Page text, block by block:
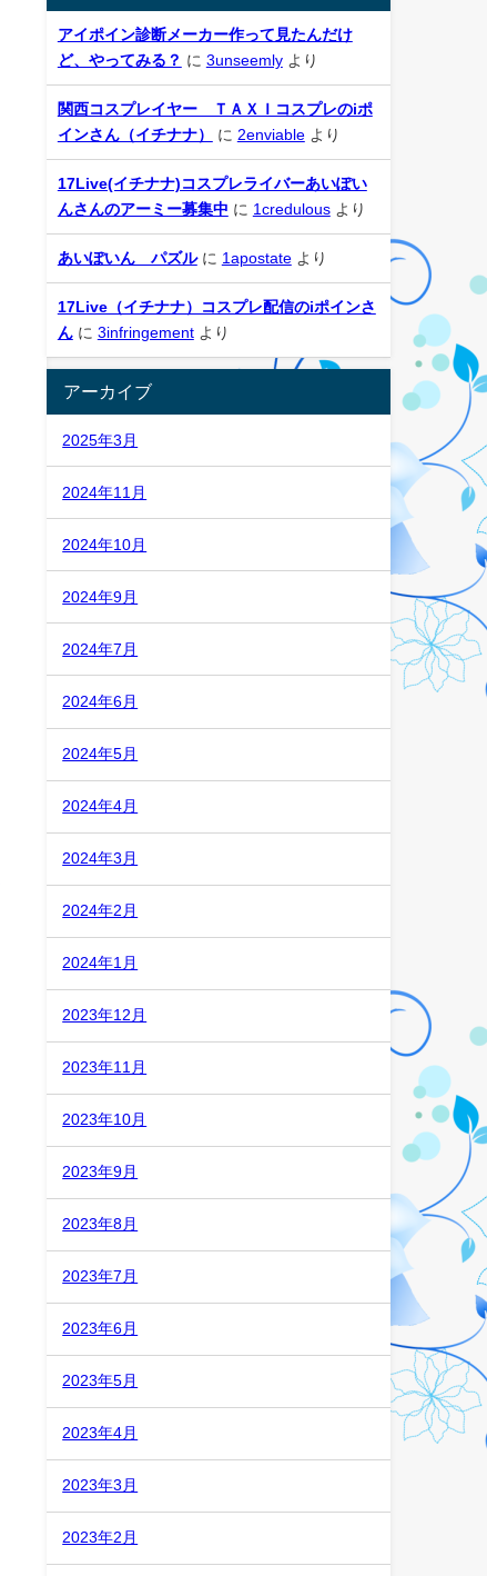
アイポイン診断メーカー作って見たんだけ
ど、やってみる？ に 3unseemlyより
関西コスプレイヤー ＴＡＸＩコスプレのiポ
インさん（イチナナ）
に 2enviableより
17Live(イチナナ)コスプレライバーあいぽい
んさんのアーミー募集中 に 1credulousより
あいぽいん パズルに 1apostateより
17Live（イチナナ）コスプレ配信のiポインさ
んに 3infringementより
アーカイブ
2025年3月
2024年11月
2024年10月
2024年9月
2024年7月
2024年6月
2024年5月
2024年4月
2024年3月
2024年2月
2024年1月
2023年12月
2023年11月
2023年10月
2023年9月
2023年8月
2023年7月
2023年6月
2023年5月
2023年4月
2023年3月
2023年2月